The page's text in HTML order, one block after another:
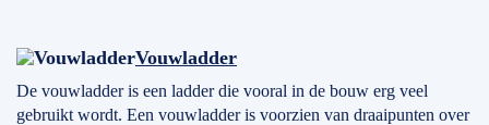
Vouwladder
De vouwladder is een ladder die vooral in de bouw erg veel
gebruikt wordt. Een vouwladder is voorzien van draaipunten over